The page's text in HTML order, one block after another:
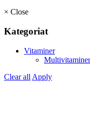
× Close
Kategoriat
Vitaminer
Multivitaminer
Clear all Apply